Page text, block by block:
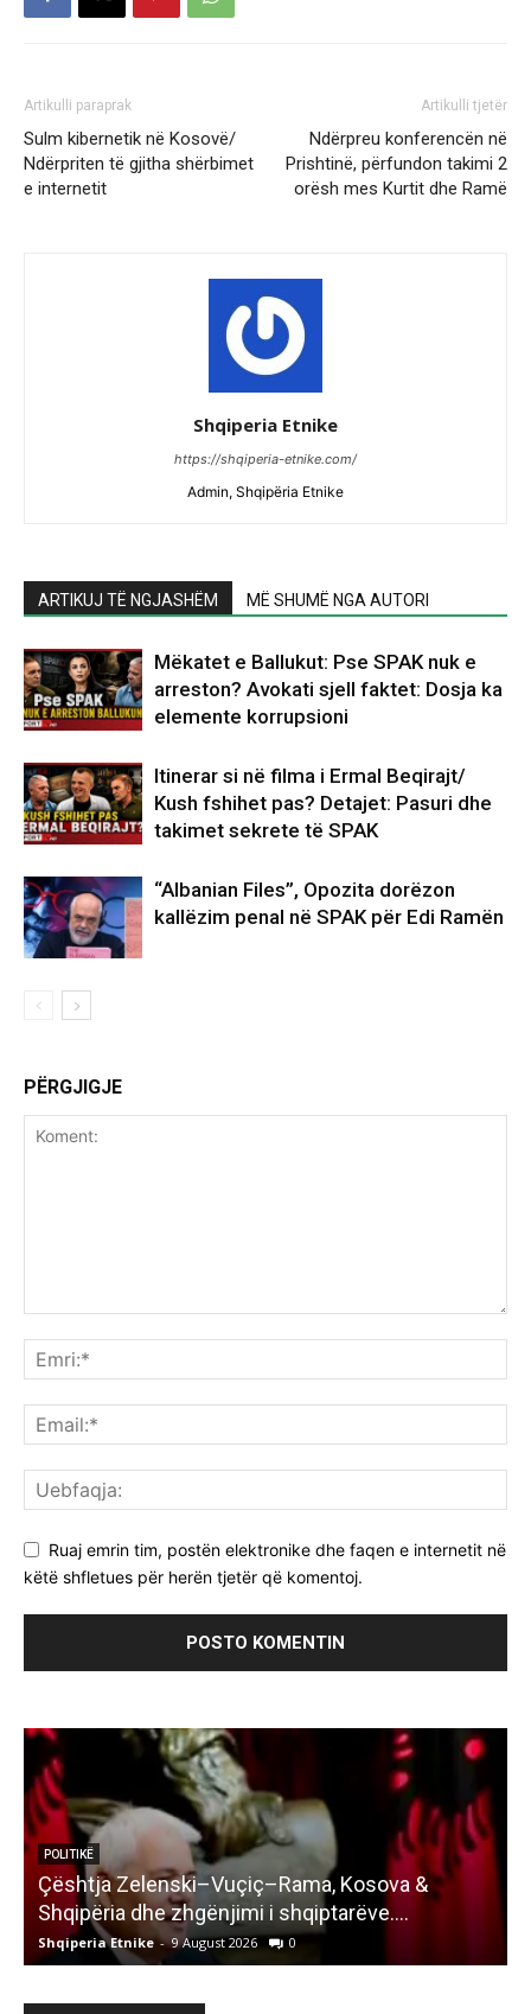
Artikulli paraprak
Sulm kibernetik në Kosovë/
Ndërpriten të gjitha shërbimet
e internetit
Artikulli tjetër
Ndërpreu konferencën në
Prishtinë, përfundon takimi 2
orësh mes Kurtit dhe Ramë
Shqiperia Etnike
https://shqiperia-etnike.com/
Admin, Shqipëria Etnike
ARTIKUJ TË NGJASHËM MË SHUMË NGA AUTORI
Mëkatet e Ballukut: Pse SPAK nuk e
arreston? Avokati sjell faktet: Dosja ka
elemente korrupsioni
Itinerar si në filma i Ermal Beqirajt/
Kush fshihet pas? Detajet: Pasuri dhe
takimet sekrete të SPAK
“Albanian Files”, Opozita dorëzon
kallëzim penal në SPAK për Edi Ramën
PËRGJIGJE
Ruaj emrin tim, postën elektronike dhe faqen e internetit në
këtë shfletues për herën tjetër që komentoj.
POLITIKË
Çështja Zelenski–Vuçiç–Rama, Kosova &
Shqipëria dhe zhgënjimi i shqiptarëve….
Shqiperia Etnike - 9 August 2026 0